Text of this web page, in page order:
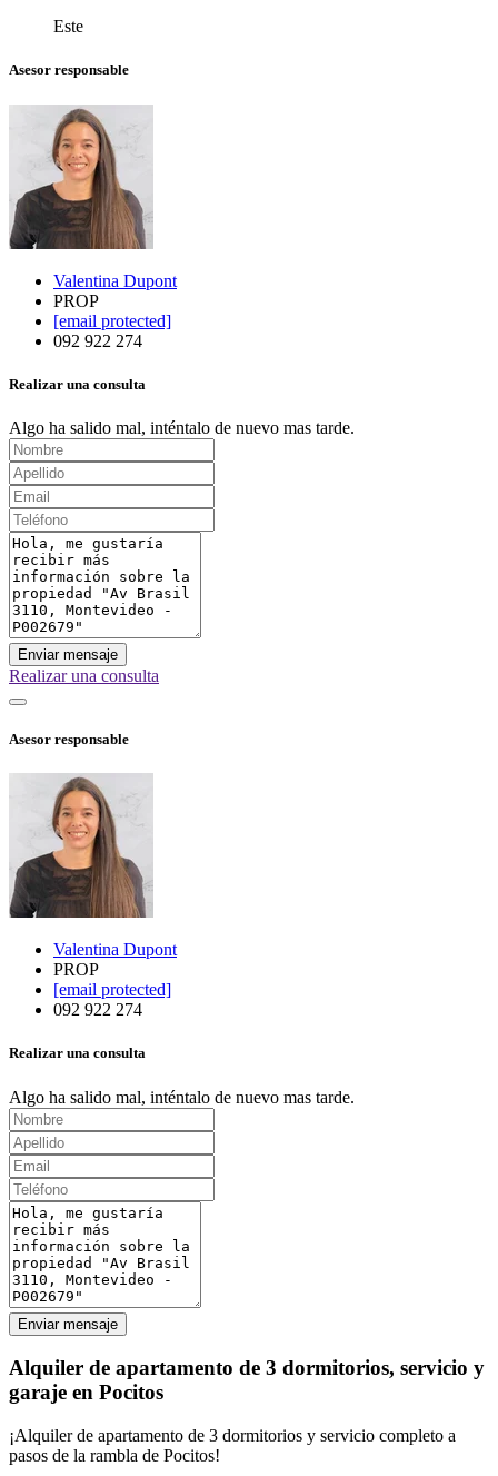
Este
Asesor responsable
Valentina Dupont
PROP
[email protected]
092 922 274
Realizar una consulta
Algo ha salido mal, inténtalo de nuevo mas tarde.
Enviar mensaje
Realizar una consulta
Asesor responsable
Valentina Dupont
PROP
[email protected]
092 922 274
Realizar una consulta
Algo ha salido mal, inténtalo de nuevo mas tarde.
Enviar mensaje
Alquiler de apartamento de 3 dormitorios, servicio y
garaje en Pocitos
¡Alquiler de apartamento de 3 dormitorios y servicio completo a
pasos de la rambla de Pocitos!